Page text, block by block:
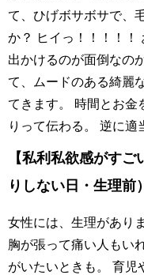
て、ひげボサボサで、
か？ ヒイっ！！！！！
出かけるのが面倒なの
て、ムードのある綺麗
てきます。 時間とお金
りって伝わる。 逆に
【私利私欲感がす
りしない日・生理前
女性には、生理があり
胸が張って痛い人もい
がいたいときも。 育児